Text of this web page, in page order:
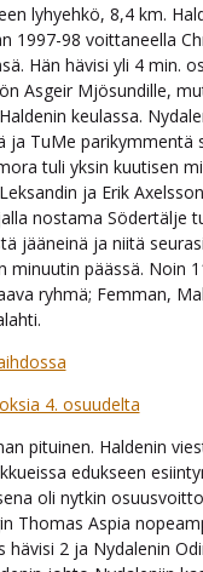
lyhyehkö, 8,4 km.
1997-98 voittaneella
Hän hävisi yli 4 min.
Asgeir Mjösundille,
keulassa.
ja TuMe parikymmentä
tuli yksin kuutisen
ja Erik
nostama Södertälje
jääneinä ja niitä
minuutin päässä. Noin
ryhmä; Femman,
4. osuudelta
pituinen. Haldenin
edukseen
oli nytkin
Thomas Aspia
hävisi 2 ja Nydalenin